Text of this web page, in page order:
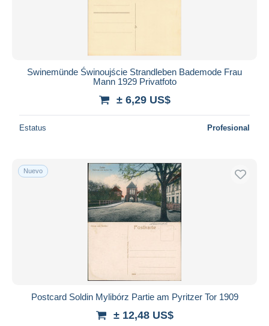
Swinemünde Świnoujście Strandleben Bademode Frau
Mann 1929 Privatfoto
± 6,29 US$
Estatus Profesional
Nuevo
Postcard Soldin Mylibórz Partie am Pyritzer Tor 1909
± 12,48 US$